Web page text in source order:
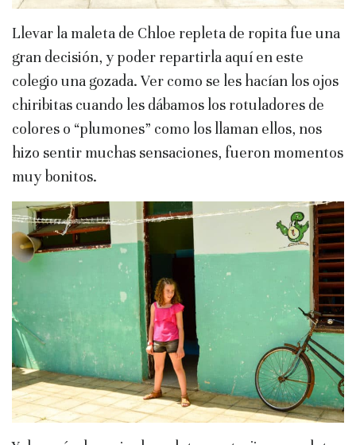
Llevar la maleta de Chloe repleta de ropita fue una
gran decisión, y poder repartirla aquí en este
colegio una gozada. Ver como se les hacían los ojos
chiribitas cuando les dábamos los rotuladores de
colores o “plumones” como los llaman ellos, nos
hizo sentir muchas sensaciones, fueron momentos
muy bonitos.